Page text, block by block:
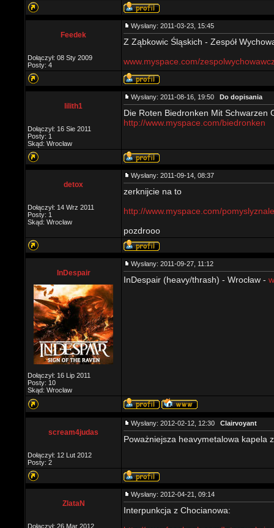
Feedek
Dołączył: 08 Sty 2009
Posty: 4
Wysłany: 2011-03-23, 15:45
Z Ząbkowic Śląskich - Zespół
www.myspace.com/
lilith1
Dołączył: 16 Sie 2011
Posty: 1
Skąd: Wrocław
Wysłany: 2011-08-16, 19:50 Do dopisania
Die Roten Biedronken Mit Schwarzen
http://www.myspace.com/biedronken
detox
Dołączył: 14 Wrz 2011
Posty: 1
Skąd: Wrocław
Wysłany: 2011-09-14, 08:37
zerknijcie na to
http://www.myspace.com/
pozdrooo
InDespair
Dołączył: 16 Lip 2011
Posty: 10
Skąd: Wrocław
Wysłany: 2011-09-27, 11:12
InDespair (heavy/thrash) - Wrocław -
scream4judas
Dołączył: 12 Lut 2012
Posty: 2
Wysłany: 2012-02-12, 12:30 Clairvoyant
Poważniejsza heavymetalowa kapela
ZlataN
Dołączył: 26 Mar 2012
Wysłany: 2012-04-21, 09:14
Interpunkcja z Chocianowa: